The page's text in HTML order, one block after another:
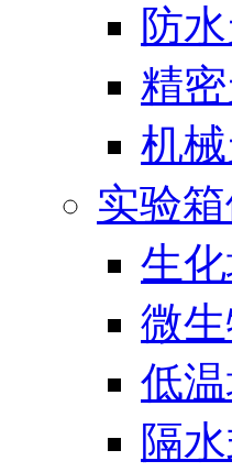
防
精
机
实验
生
微
低
隔